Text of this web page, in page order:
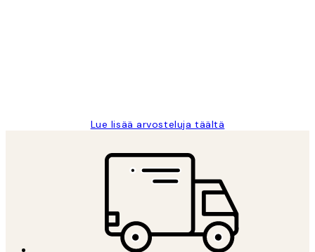
Lue lisää arvosteluja täältä